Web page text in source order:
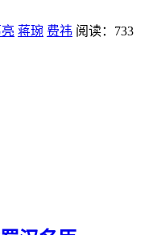
蒋琬 费祎 阅读：733